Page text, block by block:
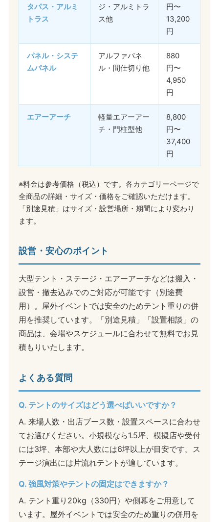
タパス・アルミ
トラス
ジ・アルミトラ
ス他
円〜
13,200
円
パネル・システ
ムパネル
アルファパネ
ル・間仕切り他
880
円〜
4,950
円
エアーアーチ
軽量エアーアー
チ・門柱型他
8,800
円〜
37,400
円
※料金は参考価格（税込）です。各カテゴリーページで
全商品の詳細・サイズ・価格をご確認いただけます。
「別途見積」はサイズ・設営場所・期間により変わり
ます。
設営・安心のポイント
大型テント・ステージ・エアーアーチなどは搬入・
設営・撤去込みでのご対応が可能です（別途費
用）。屋外イベントでは安全のためテント重りの併
用を推奨しています。「別途見積」「設置相談」の
商品は、会場やスケジュールに合わせて無料でお見
積もりいたします。
よくある質問
Q. テントのサイズはどう選べばいいですか？
A. 来場人数・出店ブース数・設置スペースに合わせ
てお選びください。小規模なら1.5坪、模擬店や受付
には3坪、本部や大人数には6坪以上が目安です。ス
テージ演出には片流れテントが適しています。
Q. 強風対策やテントの固定はできますか？
A. テント重り20kg（330円）や側幕をご用意して
います。屋外イベントでは安全のため重りの併用を